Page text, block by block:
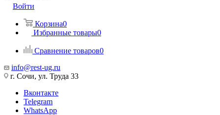
Войти
Корзина0
Избранные товары0
Сравнение товаров0
info@rest-ug.ru
г. Сочи, ул. Труда 33
Вконтакте
Telegram
WhatsApp